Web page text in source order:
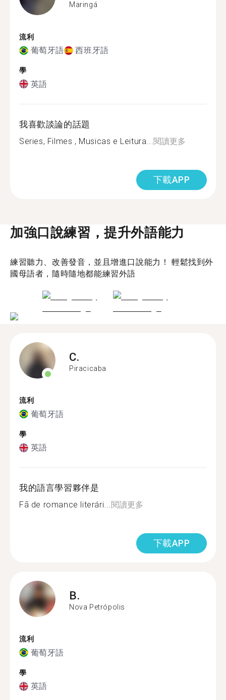
Maringá
流利
葡萄牙語 西班牙語
學
英語
我喜歡談論的話題
Series, Filmes , Musicas e Leitura... 閱讀更多
下載APP
加強口說練習，提升外語能力
練習聽力、改善發音，並且增進口說能力！ 輕鬆找到外
國母語者，隨時隨地都能練習外語
C.
Piracicaba
流利
葡萄牙語
學
英語
我的語言學習夥伴是
Fã de romance literári...閱讀更多
下載APP
B.
Nova Petrópolis
流利
葡萄牙語
學
英語